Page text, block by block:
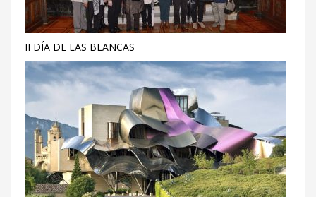
II DÍA DE LAS BLANCAS